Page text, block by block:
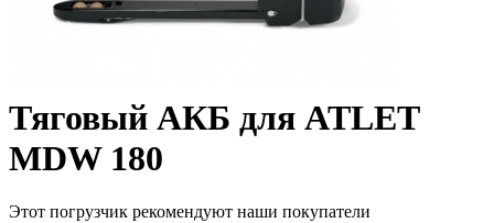
Тяговый АКБ для ATLET
MDW 180
Этот погрузчик рекомендуют наши покупатели